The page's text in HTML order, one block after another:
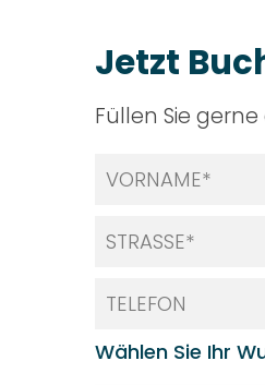
Jetzt
Füllen Sie
Wählen Sie Ihr